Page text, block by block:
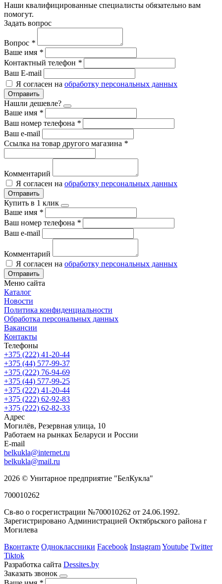
Наши квалифицированные специалисты обязательно вам
помогут.
Задать вопрос
Вопрос *
Ваше имя *
Контактный телефон *
Ваш E-mail
Я согласен на обработку персональных данных
Отправить
Нашли дешевле?
Ваше имя *
Ваш номер телефона *
Ваш e-mail
Ссылка на товар другого магазина *
Комментарий
Я согласен на обработку персональных данных
Отправить
Купить в 1 клик
Ваше имя *
Ваш номер телефона *
Ваш e-mail
Комментарий
Я согласен на обработку персональных данных
Отправить
Меню сайта
Каталог
Новости
Политика конфиденциальности
Обработка персональных данных
Вакансии
Контакты
Телефоны
+375 (222) 41-20-44
+375 (44) 577-99-37
+375 (222) 76-94-69
+375 (44) 577-99-25
+375 (222) 41-20-44
+375 (222) 62-92-83
+375 (222) 62-82-33
Адрес
Могилёв, Резервная улица, 10
Работаем на рынках Беларуси и России
E-mail
belkukla@internet.ru
belkukla@mail.ru
2026 © Унитарное предприятие "БелКукла"
700010262
Св-во о госрегистрации №700010262 от 24.06.1992.
Зарегистрировано Администрацией Октябрьского района г
Могилева
Вконтакте Одноклассники Facebook InstagramYoutube Twitter
Tiktok
Разработка сайта Dessites.by
Заказать звонок